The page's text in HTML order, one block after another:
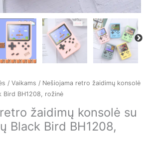
/ Vaikams / Nešiojama retro žaidimų konsolė
Bird BH1208, rožinė
žaidimų konsolė su
Black Bird BH1208,